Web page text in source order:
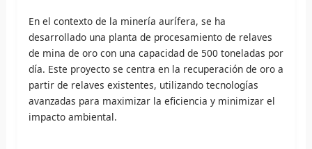
En el contexto de la minería aurífera, se ha
desarrollado una planta de procesamiento de relaves
de mina de oro con una capacidad de 500 toneladas por
día. Este proyecto se centra en la recuperación de oro a
partir de relaves existentes, utilizando tecnologías
avanzadas para maximizar la eficiencia y minimizar el
impacto ambiental.